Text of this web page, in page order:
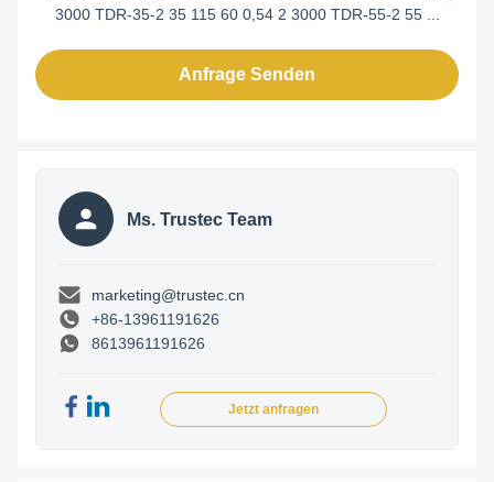
3000 TDR-35-2 35 115 60 0,54 2 3000 TDR-55-2 55 ...
Anfrage Senden
Ms. Trustec Team
marketing@trustec.cn
+86-13961191626
8613961191626
Jetzt anfragen